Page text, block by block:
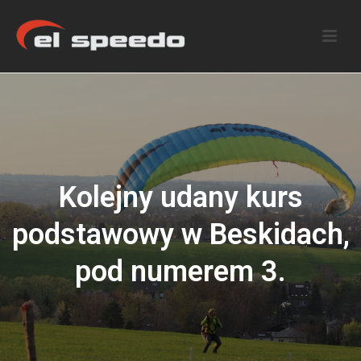
Kolejny udany kurs
podstawowy w Beskidach,
pod numerem 3.